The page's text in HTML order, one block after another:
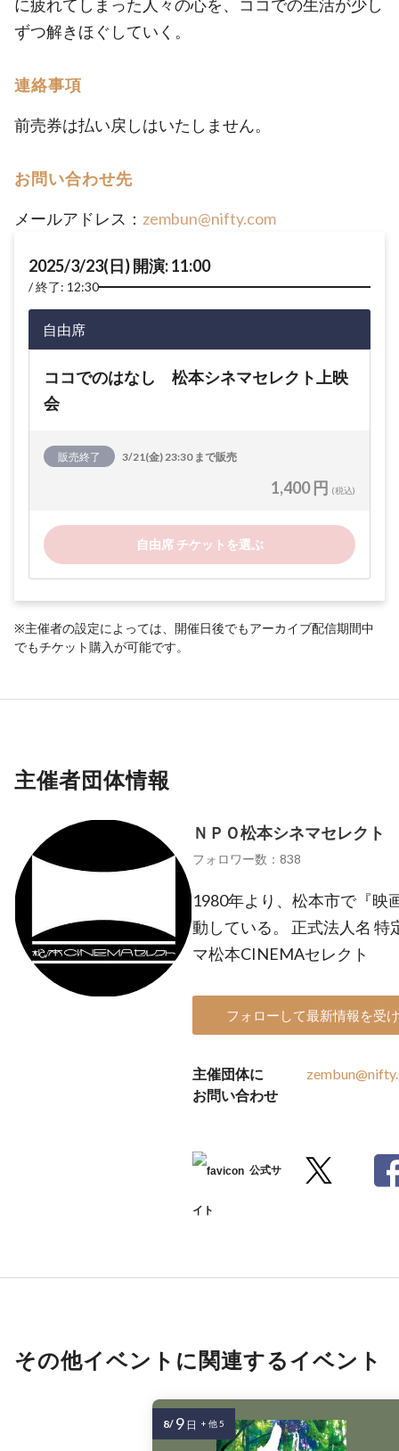
に疲れてしまった人々の心を、ココでの生活が少し
ずつ解きほぐしていく。
連絡事項
前売券は払い戻しはいたしません。
お問い合わせ先
メールアドレス： zembun@nifty.com
2025/3/23(日) 開演: 11:00
終了: 12:30
自由席
ココでのはなし 松本シネマセレクト上映
会
販売終了 3/21(金) 23:30 まで販売
1,400 円 (税込)
自由席 チケットを選ぶ
※主催者の設定によっては、開催日後でもアーカイブ配信期間中
でもチケット購入が可能です。
主催者団体情報
ＮＰＯ松本シネマセレクト
フォロワー数：838
1980年より、松本市で『映
動している。 正式法人名
マ松本CINEMAセレクト
フォローして最新情報を受
主催団体に
お問い合わせ
公式サ
イト
その他イベントに関連するイベント
8/ 9 日 + 他 5